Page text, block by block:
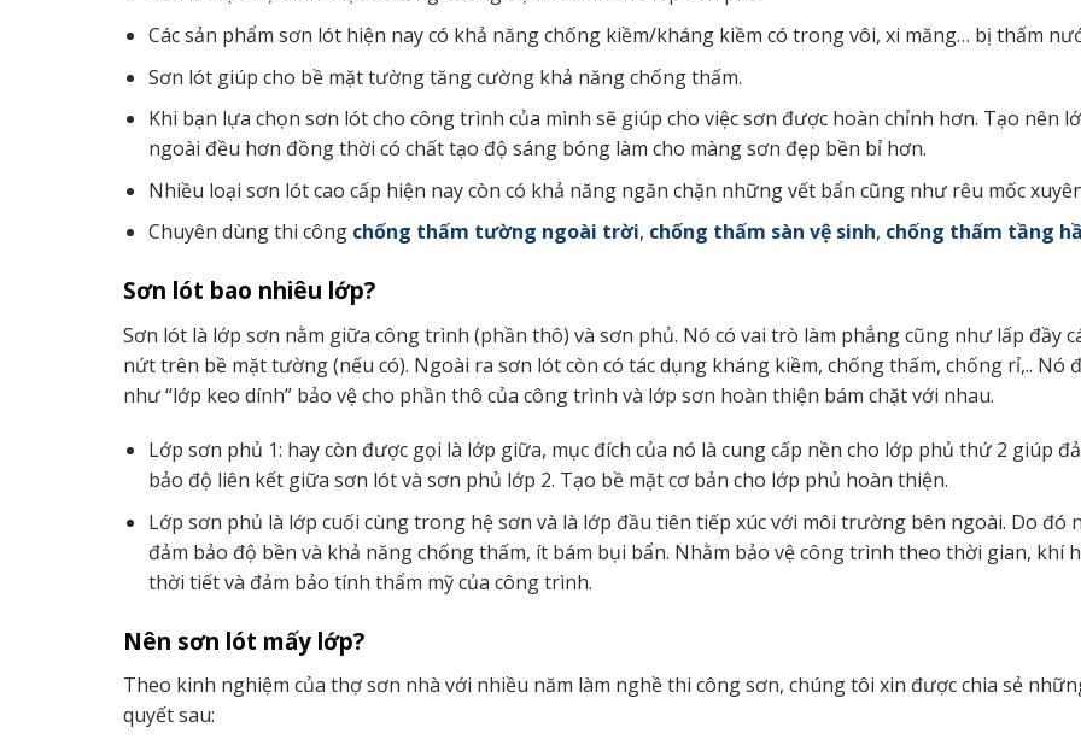
Các sản phẩm sơn lót hiện nay có khả năng chống kiềm/kháng kiềm có trong vôi, xi măng… bị thấm
Sơn lót giúp cho bề mặt tường tăng cường khả năng chống thấm.
Khi bạn lựa chọn sơn lót cho công trình của mình sẽ giúp cho việc sơn được hoàn chỉnh hơn. Tạo nên
ngoài đều hơn đồng thời có chất tạo độ sáng bóng làm cho màng sơn đẹp bền bỉ hơn.
Nhiều loại sơn lót cao cấp hiện nay còn có khả năng ngăn chặn những vết bẩn cũng như rêu mốc
Chuyên dùng thi công chống thấm tường ngoài trời, chống thấm sàn vệ sinh, chống thấm tầng
Sơn lót bao nhiêu lớp?
Sơn lót là lớp sơn nằm giữa công trình (phần thô) và sơn phủ. Nó có vai trò làm phẳng cũng như lấp đầy
nứt trên bề mặt tường (nếu có). Ngoài ra sơn lót còn có tác dụng kháng kiềm, chống thấm, chống rỉ,.. Nó
như “lớp keo dính” bảo vệ cho phần thô của công trình và lớp sơn hoàn thiện bám chặt với nhau.
Lớp sơn phủ 1: hay còn được gọi là lớp giữa, mục đích của nó là cung cấp nền cho lớp phủ thứ 2 giúp
bảo độ liên kết giữa sơn lót và sơn phủ lớp 2. Tạo bề mặt cơ bản cho lớp phủ hoàn thiện.
Lớp sơn phủ là lớp cuối cùng trong hệ sơn và là lớp đầu tiên tiếp xúc với môi trường bên ngoài. Do đó
đảm bảo độ bền và khả năng chống thấm, ít bám bụi bẩn. Nhằm bảo vệ công trình theo thời gian, khí
thời tiết và đảm bảo tính thẩm mỹ của công trình.
Nên sơn lót mấy lớp?
Theo kinh nghiệm của thợ sơn nhà với nhiều năm làm nghề thi công sơn, chúng tôi xin được chia sẻ
quyết sau: